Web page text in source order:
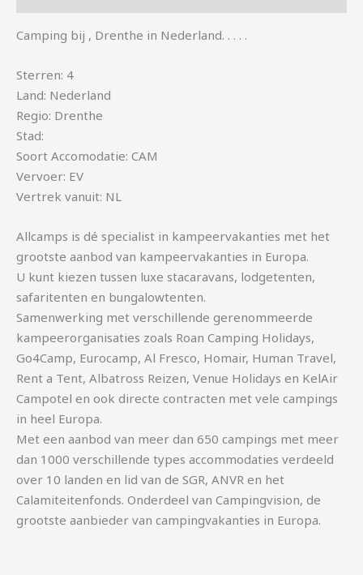
Camping bij , Drenthe in Nederland. . . . .
Sterren: 4
Land: Nederland
Regio: Drenthe
Stad:
Soort Accomodatie: CAM
Vervoer: EV
Vertrek vanuit: NL
Allcamps is dé specialist in kampeervakanties met het
grootste aanbod van kampeervakanties in Europa.
U kunt kiezen tussen luxe stacaravans, lodgetenten,
safaritenten en bungalowtenten.
Samenwerking met verschillende gerenommeerde
kampeerorganisaties zoals Roan Camping Holidays,
Go4Camp, Eurocamp, Al Fresco, Homair, Human Travel,
Rent a Tent, Albatross Reizen, Venue Holidays en KelAir
Campotel en ook directe contracten met vele campings
in heel Europa.
Met een aanbod van meer dan 650 campings met meer
dan 1000 verschillende types accommodaties verdeeld
over 10 landen en lid van de SGR, ANVR en het
Calamiteitenfonds. Onderdeel van Campingvision, de
grootste aanbieder van campingvakanties in Europa.